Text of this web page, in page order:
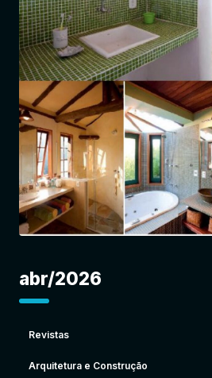
abr/2026
Revistas
Arquitetura e Construção